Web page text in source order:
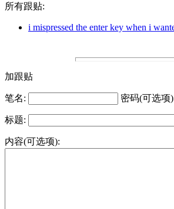
所有跟贴:
i mispressed the enter key when i
加跟贴
笔名: 密码(可选项
标题:
内容(可选项):